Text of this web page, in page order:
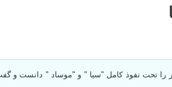
را تحت نفوذ كامل "سيا " و "موساد " دانست و